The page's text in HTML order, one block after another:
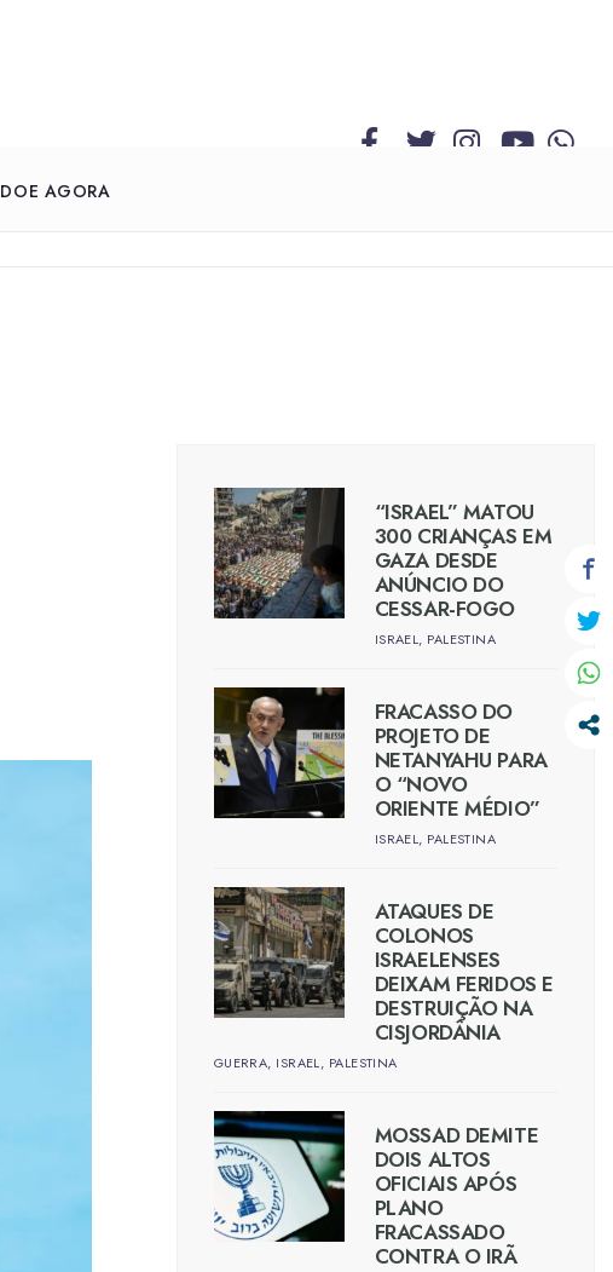
DOE AGORA
“ISRAEL” MATOU
300 CRIANÇAS EM
GAZA DESDE
ANÚNCIO DO
CESSAR-FOGO
ISRAEL, PALESTINA
FRACASSO DO
PROJETO DE
NETANYAHU PARA
O “NOVO
ORIENTE MÉDIO”
ISRAEL, PALESTINA
ATAQUES DE
COLONOS
ISRAELENSES
DEIXAM FERIDOS E
DESTRUIÇÃO NA
CISJORDÂNIA
GUERRA, ISRAEL, PALESTINA
MOSSAD DEMITE
DOIS ALTOS
OFICIAIS APÓS
PLANO
FRACASSADO
CONTRA O IRÃ